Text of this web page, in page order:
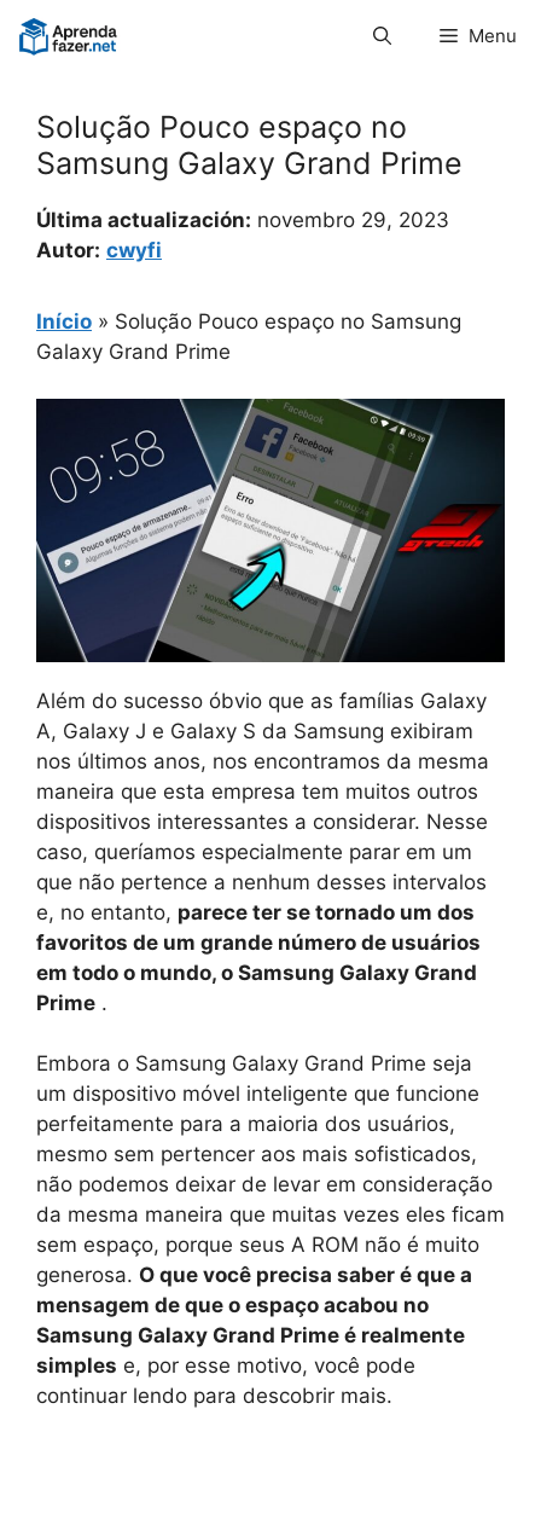
Pular
para
Menu
Solução Pouco espaço no
Samsung Galaxy Grand Prime
Última actualización: novembro 29, 2023
Autor: cwyfi
Início » Solução Pouco espaço no Samsung
Galaxy Grand Prime
Além do sucesso óbvio que as famílias Galaxy
A, Galaxy J e Galaxy S da Samsung exibiram
nos últimos anos, nos encontramos da mesma
maneira que esta empresa tem muitos outros
dispositivos interessantes a considerar. Nesse
caso, queríamos especialmente parar em um
que não pertence a nenhum desses intervalos
e, no entanto, parece ter se tornado um dos
favoritos de um grande número de usuários
em todo o mundo, o Samsung Galaxy Grand
Prime .
Embora o Samsung Galaxy Grand Prime seja
um dispositivo móvel inteligente que funcione
perfeitamente para a maioria dos usuários,
mesmo sem pertencer aos mais sofisticados,
não podemos deixar de levar em consideração
da mesma maneira que muitas vezes eles ficam
sem espaço, porque seus A ROM não é muito
generosa. O que você precisa saber é que a
mensagem de que o espaço acabou no
Samsung Galaxy Grand Prime é realmente
simples e, por esse motivo, você pode
continuar lendo para descobrir mais.